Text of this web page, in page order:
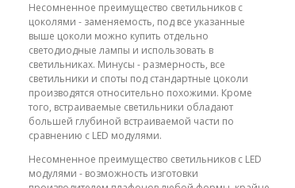
Несомненное преимущество светильников с
цоколями - заменяемость, под все указанные
выше цоколи можно купить отдельно
светодиодные лампы и использовать в
светильниках. Минусы - размерность, все
светильники и споты под стандартные цоколи
производятся относительно похожими. Кроме
того, встраиваемые светильники обладают
большей глубиной встраиваемой части по
сравнению с LED модулями.
Несомненное преимущество светильников с LED
модулями - возможность изготовки